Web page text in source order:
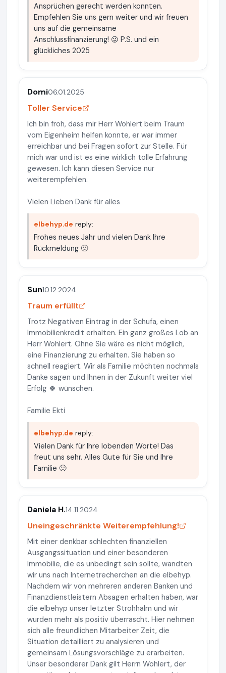
Ansprüchen gerecht werden konnten.
Empfehlen Sie uns gern weiter und wir freuen
uns auf die gemeinsame
Anschlussfinanzierung! 😜 P.S. und ein
glückliches 2025
Domi06.01.2025
Toller Service
Ich bin froh, dass mir Herr Wohlert beim Traum
vom Eigenheim helfen konnte, er war immer
erreichbar und bei Fragen sofort zur Stelle. Für
mich war und ist es eine wirklich tolle Erfahrung
gewesen. Ich kann diesen Service nur
weiterempfehlen.
Vielen Lieben Dank für alles
elbehyp.de reply:
Frohes neues Jahr und vielen Dank Ihre
Rückmeldung 🙂
Sun10.12.2024
Traum erfüllt
Trotz Negativen Eintrag in der Schufa, einen
Immobilienkredit erhalten. Ein ganz großes Lob an
Herr Wohlert. Ohne Sie wäre es nicht möglich,
eine Finanzierung zu erhalten. Sie haben so
schnell reagiert. Wir als Familie möchten nochmals
Danke sagen und Ihnen in der Zukunft weiter viel
Erfolg 🍀 wünschen.
Familie Ekti
elbehyp.de reply:
Vielen Dank für Ihre lobenden Worte! Das
freut uns sehr. Alles Gute für Sie und Ihre
Familie 🙂
Daniela H.14.11.2024
Uneingeschränkte Weiterempfehlung!
Mit einer denkbar schlechten finanziellen
Ausgangssituation und einer besonderen
Immobilie, die es unbedingt sein sollte, wandten
wir uns nach Internetrecherchen an die elbehyp.
Nachdem wir von mehreren anderen Banken und
Finanzdienstleistern Absagen erhalten haben, war
die elbehyp unser letzter Strohhalm und wir
wurden mehr als positiv überrascht. Hier nehmen
sich alle freundlichen Mitarbeiter Zeit, die
Situation detailliert zu analysieren und
gemeinsam Lösungsvorschläge zu erarbeiten.
Unser besonderer Dank gilt Herrn Wohlert, der